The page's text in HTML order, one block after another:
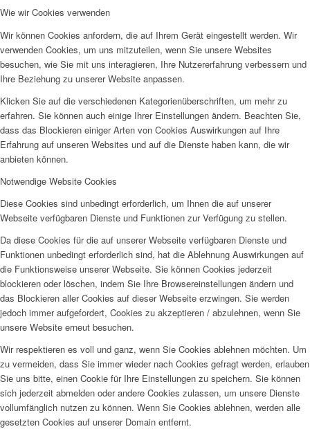
Wie wir Cookies verwenden
Wir können Cookies anfordern, die auf Ihrem Gerät eingestellt werden. Wir
verwenden Cookies, um uns mitzuteilen, wenn Sie unsere Websites
besuchen, wie Sie mit uns interagieren, Ihre Nutzererfahrung verbessern und
Ihre Beziehung zu unserer Website anpassen.
Klicken Sie auf die verschiedenen Kategorienüberschriften, um mehr zu
erfahren. Sie können auch einige Ihrer Einstellungen ändern. Beachten Sie,
dass das Blockieren einiger Arten von Cookies Auswirkungen auf Ihre
Erfahrung auf unseren Websites und auf die Dienste haben kann, die wir
anbieten können.
Notwendige Website Cookies
Diese Cookies sind unbedingt erforderlich, um Ihnen die auf unserer
Webseite verfügbaren Dienste und Funktionen zur Verfügung zu stellen.
Da diese Cookies für die auf unserer Webseite verfügbaren Dienste und
Funktionen unbedingt erforderlich sind, hat die Ablehnung Auswirkungen auf
die Funktionsweise unserer Webseite. Sie können Cookies jederzeit
blockieren oder löschen, indem Sie Ihre Browsereinstellungen ändern und
das Blockieren aller Cookies auf dieser Webseite erzwingen. Sie werden
jedoch immer aufgefordert, Cookies zu akzeptieren / abzulehnen, wenn Sie
unsere Website erneut besuchen.
Wir respektieren es voll und ganz, wenn Sie Cookies ablehnen möchten. Um
zu vermeiden, dass Sie immer wieder nach Cookies gefragt werden, erlauben
Sie uns bitte, einen Cookie für Ihre Einstellungen zu speichern. Sie können
sich jederzeit abmelden oder andere Cookies zulassen, um unsere Dienste
vollumfänglich nutzen zu können. Wenn Sie Cookies ablehnen, werden alle
gesetzten Cookies auf unserer Domain entfernt.